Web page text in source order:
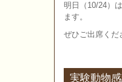
明日（10/24）
ます。
ぜひご出席くだ
実験動物